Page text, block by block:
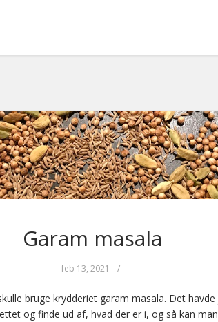
Garam masala
feb 13, 2021 /
bruge krydderiet garam masala. Det
og finde ud af, hvad der er i, og så kan